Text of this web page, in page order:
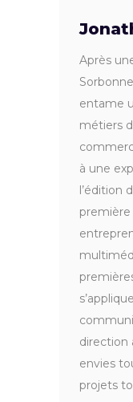
Après
entame
métiers
à une
l’édition
direction
envies
projets